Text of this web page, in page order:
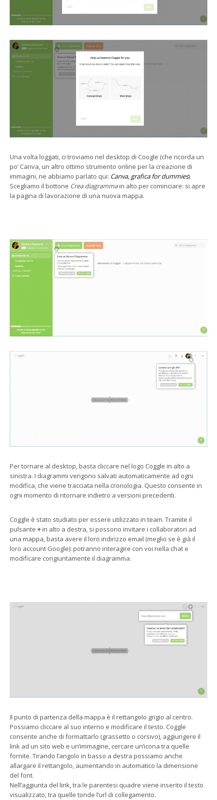
Una volta loggati, ci troviamo nel desktop di Coogle (che ricorda un
po’ Canva, un altro ottimo strumento online per la creazione di
immagini, ne abbiamo parlato qui: Canva, grafica for dummies).
Scegliamo il bottone Crea diagrammain alto per cominciare: si apre
la pagina di lavorazione di una nuova mappa.
Per tornare al desktop, basta cliccare nel logo Coggle in alto a
sinistra. I diagrammi vengono salvati automaticamente ad ogni
modifica, che viene tracciata nella cronologia. Questo consente in
ogni momento di ritornare indietro a versioni precedenti.
Coggle è stato studiato per essere utilizzato in team. Tramite il
pulsante +in alto a destra, si possono invitare i collaboratori ad
una mappa, basta avere il loro indirizzo email (meglio se è già il
loro account Google): potranno interagire con voi nella chat e
modificare congiuntamente il diagramma.
Il punto di partenza della mappa è il rettangolo grigio al centro.
Possiamo cliccare al suo interno e modificare il testo. Coggle
consente anche di formattarlo (grassetto o corsivo), aggiungere il
link ad un sito web e un’immagine, cercare un’icona tra quelle
fornite. Tirando l’angolo in basso a destra possiamo anche
allargare il rettangolo, aumentando in automatico la dimensione
del font.
Nell’aggiunta del link, tra le parentesi quadre viene inserito il testo
visualizzato, tra quelle tonde l’url di collegamento.